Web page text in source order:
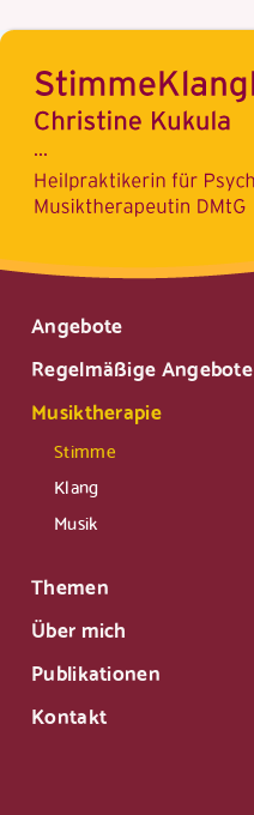
Angebote
Regelmäßige Angebote
Musiktherapie
Stimme
Klang
Musik
Themen
Über mich
Publikationen
Kontakt